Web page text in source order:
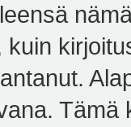
kuin
Tämä